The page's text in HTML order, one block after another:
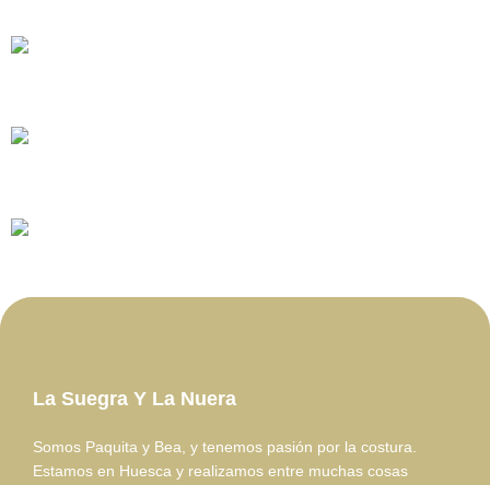
La Suegra Y La Nuera
Somos Paquita y Bea, y tenemos pasión por la costura.
Estamos en Huesca y realizamos entre muchas cosas